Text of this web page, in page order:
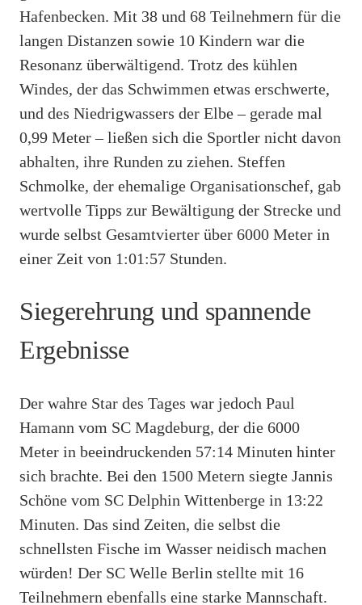
Hafenbecken. Mit 38 und 68 Teilnehmern für die
langen Distanzen sowie 10 Kindern war die
Resonanz überwältigend. Trotz des kühlen
Windes, der das Schwimmen etwas erschwerte,
und des Niedrigwassers der Elbe – gerade mal
0,99 Meter – ließen sich die Sportler nicht davon
abhalten, ihre Runden zu ziehen. Steffen
Schmolke, der ehemalige Organisationschef, gab
wertvolle Tipps zur Bewältigung der Strecke und
wurde selbst Gesamtvierter über 6000 Meter in
einer Zeit von 1:01:57 Stunden.
Siegerehrung und spannende
Ergebnisse
Der wahre Star des Tages war jedoch Paul
Hamann vom SC Magdeburg, der die 6000
Meter in beeindruckenden 57:14 Minuten hinter
sich brachte. Bei den 1500 Metern siegte Jannis
Schöne vom SC Delphin Wittenberge in 13:22
Minuten. Das sind Zeiten, die selbst die
schnellsten Fische im Wasser neidisch machen
würden! Der SC Welle Berlin stellte mit 16
Teilnehmern ebenfalls eine starke Mannschaft.